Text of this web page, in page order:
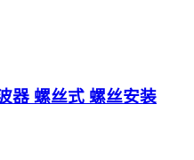
器 螺丝式 螺丝安装